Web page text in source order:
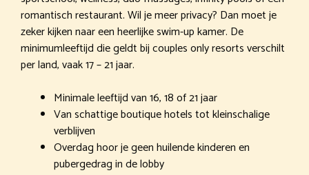
romantisch restaurant. Wil je meer privacy? Dan moet je
zeker kijken naar een heerlijke swim-up kamer. De
minimumleeftijd die geldt bij couples only resorts verschilt
per land, vaak 17 – 21 jaar.
Minimale leeftijd van 16, 18 of 21 jaar
Van schattige boutique hotels tot kleinschalige
verblijven
Overdag hoor je geen huilende kinderen en
pubergedrag in de lobby